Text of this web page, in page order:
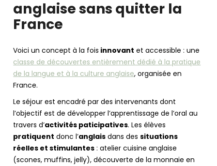
anglaise sans quitter la
France
Voici un concept à la fois innovant et accessible : une
classe de découvertes entièrement dédié à la pratique
de la langue et à la culture anglaise, organisée en
France.
Le séjour est encadré par des intervenants dont
l’objectif est de développer l’apprentissage de l’oral au
travers d’activités paticipatives. Les élèves
pratiquent donc l’anglais dans dessituations
réelles et stimulantes : atelier cuisine anglaise
(scones, muffins, jelly), découverte de la monnaie en